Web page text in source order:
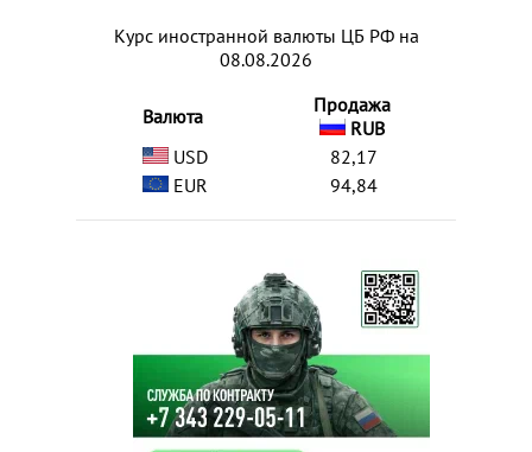
Курс иностранной валюты ЦБ РФ на
08.08.2026
Валюта
Продажа
RUB
USD
82,17
EUR
94,84